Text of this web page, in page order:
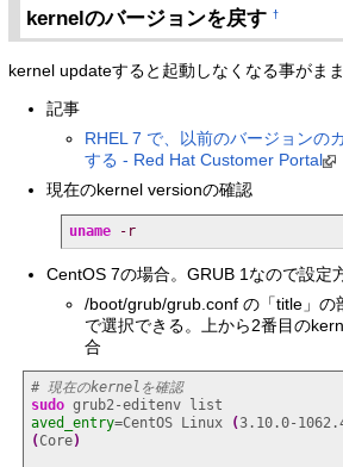
kernelのバージョンを戻す†
kernel updateすると起動しなくなる事がまま
記事
RHEL 7 で、以前のバージョンの
する - Red Hat Customer Portal
現在のkernel versionの確認
uname -r
CentOS 7の場合。GRUB 1なので設定
/boot/grub/grub.conf の「title」の
で選択できる。上から2番目の
合
# 現在のkernelを確認
sudo
aved_entry=CentOS Linux (3.10.0-
(Core)